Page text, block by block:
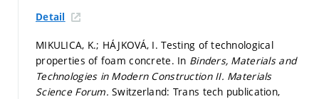
Detail
MIKULICA, K.; HÁJKOVÁ, I. Testing of technological
properties of foam concrete. In Binders, Materials and
Technologies in Modern Construction II. Materials
Science Forum.Switzerland: Trans tech publication,